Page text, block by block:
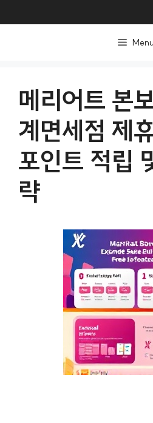
Menu
메리어트 본
계면세점 제
포인트 적립
략